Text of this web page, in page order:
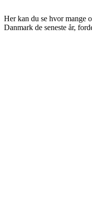
Her kan du se hvor mange
Danmark de seneste år,